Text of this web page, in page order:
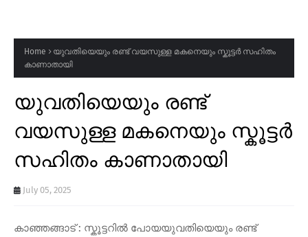
Home
യുവതിയെയും രണ്ട് വയസുള്ള മകനെയും സ്കൂട്ടർ സഹിതം
കാണാതായി
യുവതിയെയും രണ്ട്
വയസുള്ള മകനെയും സ്കൂട്ടർ
സഹിതം കാണാതായി
July 05, 2025
കാഞ്ഞങ്ങാട് : സ്കൂട്ടറിൽ പോയയുവതിയെയും രണ്ട്